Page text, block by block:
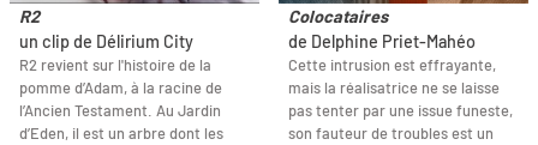
R2
un clip de Délirium City
R2 revient sur l'histoire de la
pomme d’Adam, à la racine de
l’Ancien Testament. Au Jardin
d’Eden, il est un arbre dont les
Colocataires
de Delphine Priet-Mahéo
Cette intrusion est effrayante,
mais la réalisatrice ne se laisse
pas tenter par une issue funeste,
son fauteur de troubles est un